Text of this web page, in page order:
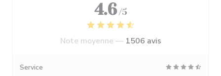
4.6 /5
Note moyenne — 1506 avis
Service